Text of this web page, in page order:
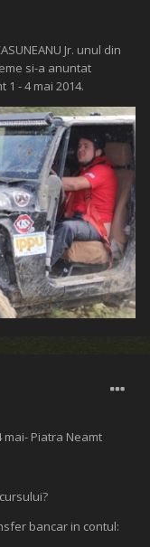
Jr. unul din
si-a anuntat
- 4 mai 2014.
mai- Piatra Neamt
bancar in contul: